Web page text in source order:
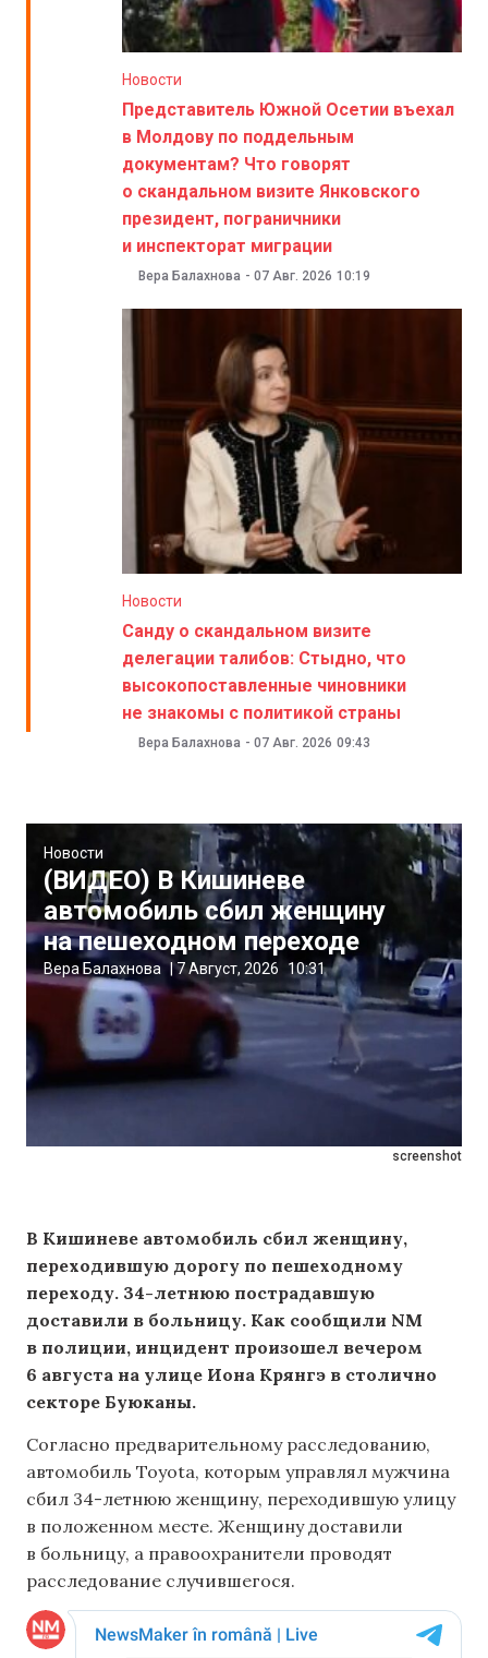
Новости
Представитель Южной Осетии въехал
в Молдову по поддельным
документам? Что говорят
о скандальном визите Янковского
президент, пограничники
и инспекторат миграции
Вера Балахнова - 07 Авг. 2026 10:19
Новости
Санду о скандальном визите
делегации талибов: Стыдно, что
высокопоставленные чиновники
не знакомы с политикой страны
Вера Балахнова - 07 Авг. 2026 09:43
screenshot
Новости
(ВИДЕО) В Кишиневе
автомобиль сбил женщину
на пешеходном переходе
Вера Балахнова |7 Август, 2026 10:31
В Кишиневе автомобиль сбил женщину,
переходившую дорогу по пешеходному
переходу. 34-летнюю пострадавшую
доставили в больницу. Как сообщили NM
в полиции, инцидент произошел вечером
6 августа на улице Иона Крянгэ в столично
секторе Буюканы.
Согласно предварительному расследованию,
автомобиль Toyota, которым управлял мужчина
сбил 34-летнюю женщину, переходившую улицу
в положенном месте. Женщину доставили
в больницу, а правоохранители проводят
расследование случившегося.